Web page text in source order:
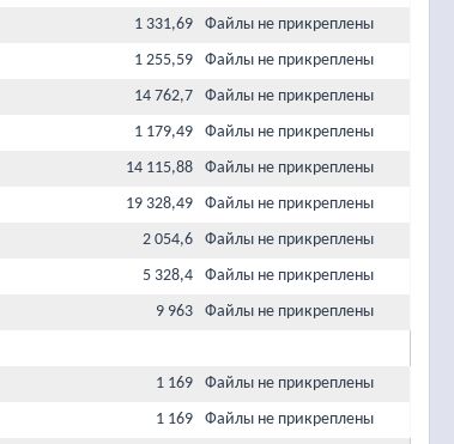
1 331,69
Файлы не прикреплены
1 255,59
Файлы не прикреплены
14 762,7
Файлы не прикреплены
1 179,49
Файлы не прикреплены
14 115,88
Файлы не прикреплены
19 328,49
Файлы не прикреплены
2 054,6
Файлы не прикреплены
5 328,4
Файлы не прикреплены
9 963 Файлы не прикреплены
1 169
Файлы не прикреплены
1 169 Файлы не прикреплены